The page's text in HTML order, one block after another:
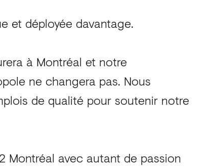
et déployée davantage.
à Montréal et notre
ne changera pas. Nous
de qualité pour soutenir notre
Montréal avec autant de passion